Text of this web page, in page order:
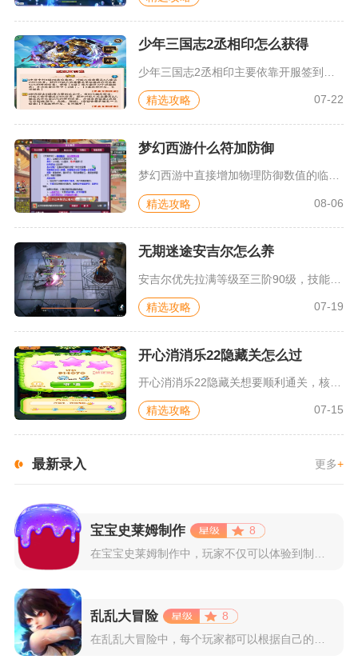
少年三国志2丞相印怎么获得
精选攻略 07-22
梦幻西游什么符加防御
精选攻略 08-06
无期迷途安吉尔怎么养
安吉尔优先拉满等级至三阶90级，技能按照7/9/9/1顺序加...
精选攻略 07-19
开心消消乐22隐藏关怎么过
开心消消乐22隐藏关想要顺利通关，核心思路是在35限定步数内...
精选攻略 07-15
最新录入 更多+
宝宝史莱姆制作
8
在宝宝史莱姆制作中，玩家不仅可以体验到制作史莱姆的乐趣，还能...
乱乱大冒险
8